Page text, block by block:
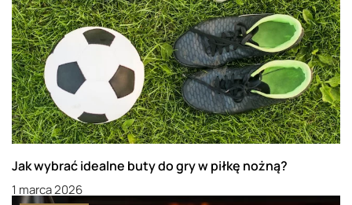
Jak wybrać idealne buty do gry w piłkę nożną?
1 marca 2026